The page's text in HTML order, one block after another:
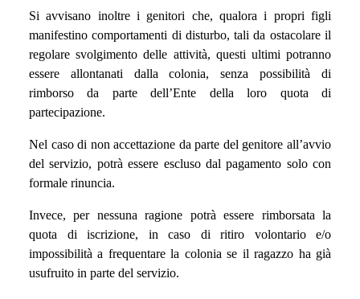
Si avvisano inoltre i genitori che, qualora i propri figli
manifestino comportamenti di disturbo, tali da ostacolare il
regolare svolgimento delle attività, questi ultimi potranno
essere allontanati dalla colonia, senza possibilità di
rimborso da parte dell’Ente della loro quota di
partecipazione.
Nel caso di non accettazione da parte del genitore all’avvio
del servizio, potrà essere escluso dal pagamento solo con
formale rinuncia.
Invece, per nessuna ragione potrà essere rimborsata la
quota di iscrizione, in caso di ritiro volontario e/o
impossibilità a frequentare la colonia se il ragazzo ha già
usufruito in parte del servizio.